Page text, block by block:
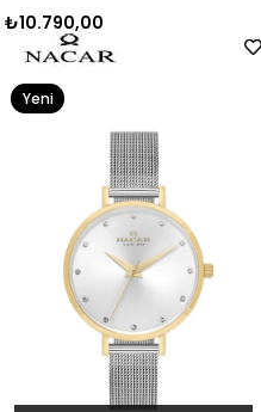
₺10.790,00
Yeni